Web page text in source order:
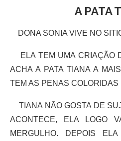
A PATA
DONA SONIA VIVE NO
ELA TEM UMA CRIAÇÃO
ACHA A PATA TIANA A
TEM AS PENAS
TIANA NÃO GOSTA DE
ACONTECE, ELA LOGO
MERGULHO. DEPOIS